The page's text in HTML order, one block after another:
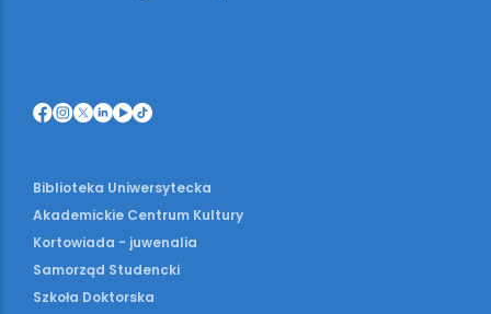
Biblioteka Uniwersytecka
Akademickie Centrum Kultury
Kortowiada - juwenalia
Samorząd Studencki
Szkoła Doktorska